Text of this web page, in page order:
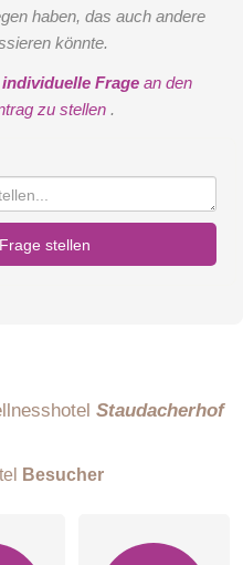
haben, das auch andere
könnte.
individuelle Frage an den
zu stellen .
stellen
Staudacherhof
Besucher